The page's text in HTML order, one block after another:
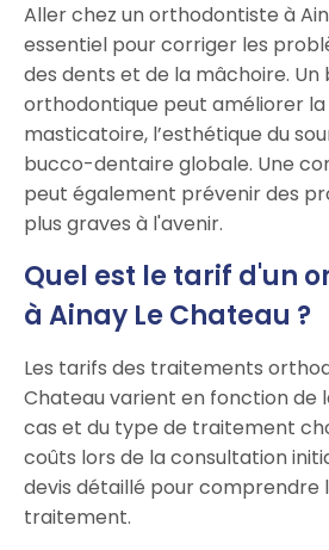
Aller chez un orthodontiste à
essentiel pour corriger les
des dents et de la mâchoire.
orthodontique peut améliorer
masticatoire, l’esthétique du
bucco-dentaire globale. Une
peut également prévenir des
plus graves à l'avenir.
Quel est le tarif d'un
à Ainay Le Chateau ?
Les tarifs des traitements
Chateau varient en fonction de
cas et du type de traitement
coûts lors de la consultation
devis détaillé pour
traitement.